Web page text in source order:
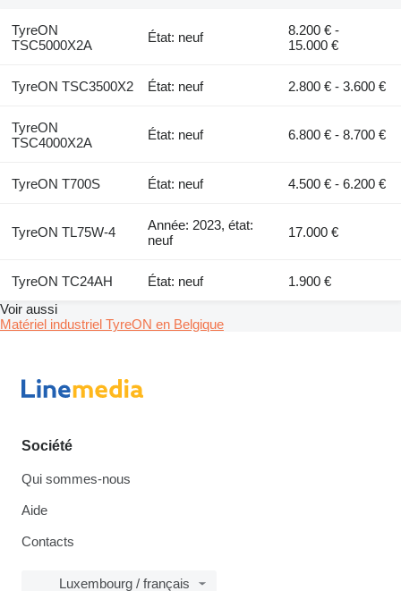
TyreON
TSC5000X2A
État: neuf
8.200 € -
15.000 €
TyreON TSC3500X2 État: neuf 2.800 € - 3.600 €
TyreON
TSC4000X2A
État: neuf 6.800 € - 8.700 €
TyreON T700S État: neuf 4.500 € - 6.200 €
TyreON TL75W-4
Année: 2023, état:
neuf
17.000 €
TyreON TC24AH État: neuf
1.900 €
Voir aussi
Matériel industriel TyreON en Belgique
Société
Qui sommes-nous
Aide
Contacts
Luxembourg / français